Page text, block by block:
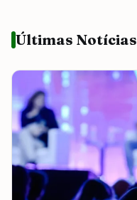
Últimas Notícias